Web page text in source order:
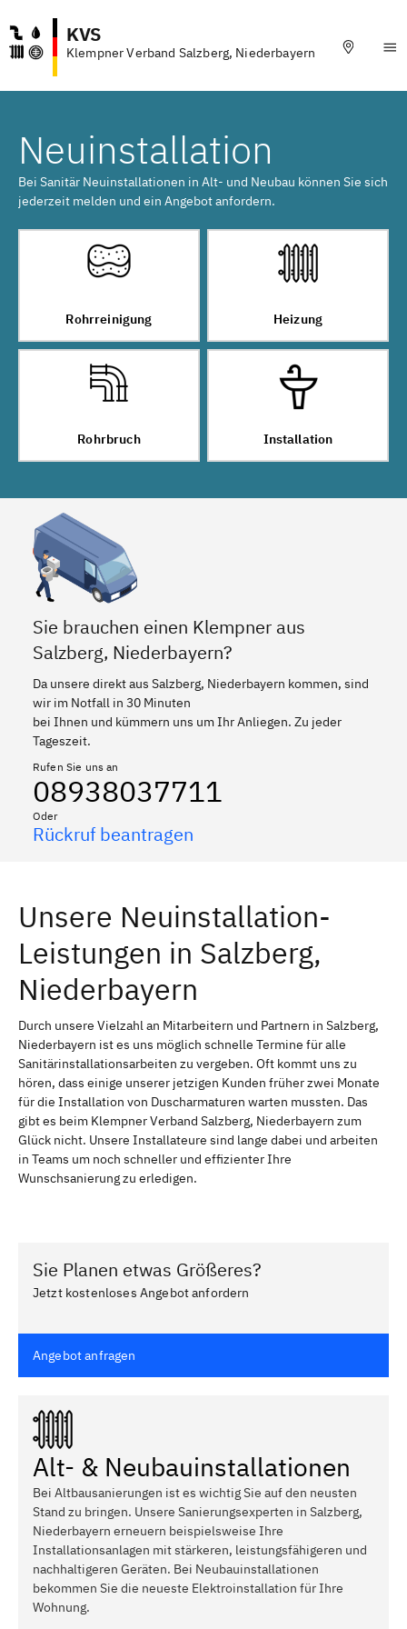
KVS
Klempner Verband Salzberg, Niederbayern
Neuinstallation
Bei Sanitär Neuinstallationen in Alt- und Neubau können Sie sich
jederzeit melden und ein Angebot anfordern.
Rohrreinigung Heizung
Rohrbruch Installation
Sie brauchen einen Klempner aus
Salzberg, Niederbayern?
Da unsere direkt aus Salzberg, Niederbayern kommen, sind
wir im Notfall in 30 Minuten
bei Ihnen und kümmern uns um Ihr Anliegen. Zu jeder
Tageszeit.
Rufen Sie uns an
08938037711
Oder
Rückruf beantragen
Unsere Neuinstallation-
Leistungen in Salzberg,
Niederbayern
Durch unsere Vielzahl an Mitarbeitern und Partnern in Salzberg,
Niederbayern ist es uns möglich schnelle Termine für alle
Sanitärinstallationsarbeiten zu vergeben. Oft kommt uns zu
hören, dass einige unserer jetzigen Kunden früher zwei Monate
für die Installation von Duscharmaturen warten mussten. Das
gibt es beim Klempner Verband Salzberg, Niederbayern zum
Glück nicht. Unsere Installateure sind lange dabei und arbeiten
in Teams um noch schneller und effizienter Ihre
Wunschsanierung zu erledigen.
Sie Planen etwas Größeres?
Jetzt kostenloses Angebot anfordern
Angebot anfragen
Alt- & Neubauinstallationen
Bei Altbausanierungen ist es wichtig Sie auf den neusten
Stand zu bringen. Unsere Sanierungsexperten in Salzberg,
Niederbayern erneuern beispielsweise Ihre
Installationsanlagen mit stärkeren, leistungsfähigeren und
nachhaltigeren Geräten. Bei Neubauinstallationen
bekommen Sie die neueste Elektroinstallation für Ihre
Wohnung.